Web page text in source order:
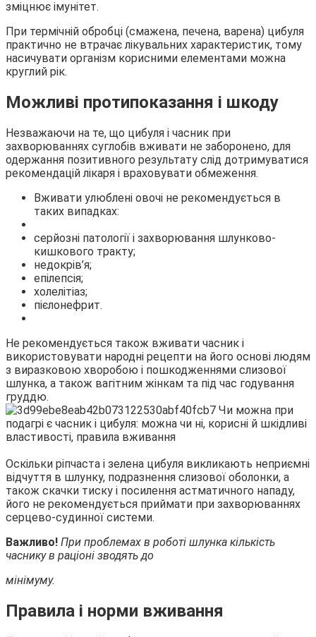
зміцнює імунітет.
При термічній обробці (смажена, печена, варена) цибуля
практично не втрачає лікувальних характеристик, тому
насичувати організм корисними елементами можна
круглий рік.
Можливі протипоказання і шкоду
Незважаючи на те, що цибуля і часник при
захворюваннях суглобів вживати не заборонено, для
одержання позитивного результату слід дотримуватися
рекомендацій лікаря і враховувати обмеження.
Вживати улюблені овочі не рекомендується в
таких випадках:
серйозні патології і захворювання шлунково-
кишкового тракту;
недокрів’я;
епілепсія;
холелітіаз;
пієлонефрит.
Не рекомендується також вживати часник і
використовувати народні рецепти на його основі людям
з виразковою хворобою і пошкодженнями слизової
шлунка, а також вагітним жінкам та під час годування
груддю.
Оскільки ріпчаста і зелена цибуля викликають неприємні
відчуття в шлунку, подразнення слизової оболонки, а
також скачки тиску і посилення астматичного нападу,
його не рекомендується приймати при захворюваннях
серцево-судинної системи.
Важливо! При проблемах в роботі шлунка кількість
часнику в раціоні зводять до
мінімуму.
Правила і норми вживання